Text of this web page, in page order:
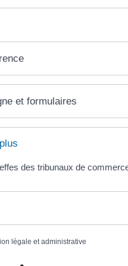
et formulaires
des tribunaux de
légale et administrative